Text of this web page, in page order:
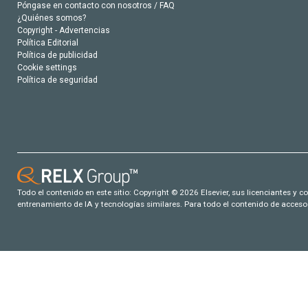
Póngase en contacto con nosotros / FAQ
¿Quiénes somos?
Copyright - Advertencias
Política Editorial
Política de publicidad
Cookie settings
Política de seguridad
Todo el contenido en este sitio: Copyright © 2026 Elsevier, sus licenciantes y
entrenamiento de IA y tecnologías similares. Para todo el contenido de